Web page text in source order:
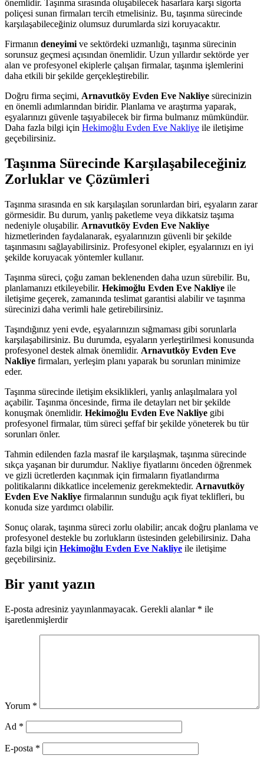
önemlidir. Taşınma sırasında oluşabilecek hasarlara karşı sigorta
poliçesi sunan firmaları tercih etmelisiniz. Bu, taşınma sürecinde
karşılaşabileceğiniz olumsuz durumlarda sizi koruyacaktır.
Firmanın deneyimi ve sektördeki uzmanlığı, taşınma sürecinin
sorunsuz geçmesi açısından önemlidir. Uzun yıllardır sektörde yer
alan ve profesyonel ekiplerle çalışan firmalar, taşınma işlemlerini
daha etkili bir şekilde gerçekleştirebilir.
Doğru firma seçimi, Arnavutköy Evden Eve Nakliye sürecinizin
en önemli adımlarından biridir. Planlama ve araştırma yaparak,
eşyalarınızı güvenle taşıyabilecek bir firma bulmanız mümkündür.
Daha fazla bilgi için Hekimoğlu Evden Eve Nakliye ile iletişime
geçebilirsiniz.
Taşınma Sürecinde Karşılaşabileceğiniz
Zorluklar ve Çözümleri
Taşınma sırasında en sık karşılaşılan sorunlardan biri, eşyaların zarar
görmesidir. Bu durum, yanlış paketleme veya dikkatsiz taşıma
nedeniyle oluşabilir. Arnavutköy Evden Eve Nakliye
hizmetlerinden faydalanarak, eşyalarınızın güvenli bir şekilde
taşınmasını sağlayabilirsiniz. Profesyonel ekipler, eşyalarınızı en iyi
şekilde koruyacak yöntemler kullanır.
Taşınma süreci, çoğu zaman beklenenden daha uzun sürebilir. Bu,
planlamanızı etkileyebilir. Hekimoğlu Evden Eve Nakliye ile
iletişime geçerek, zamanında teslimat garantisi alabilir ve taşınma
sürecinizi daha verimli hale getirebilirsiniz.
Taşındığınız yeni evde, eşyalarınızın sığmaması gibi sorunlarla
karşılaşabilirsiniz. Bu durumda, eşyaların yerleştirilmesi konusunda
profesyonel destek almak önemlidir. Arnavutköy Evden Eve
Nakliye firmaları, yerleşim planı yaparak bu sorunları minimize
eder.
Taşınma sürecinde iletişim eksiklikleri, yanlış anlaşılmalara yol
açabilir. Taşınma öncesinde, firma ile detayları net bir şekilde
konuşmak önemlidir. Hekimoğlu Evden Eve Nakliye gibi
profesyonel firmalar, tüm süreci şeffaf bir şekilde yöneterek bu tür
sorunları önler.
Tahmin edilenden fazla masraf ile karşılaşmak, taşınma sürecinde
sıkça yaşanan bir durumdur. Nakliye fiyatlarını önceden öğrenmek
ve gizli ücretlerden kaçınmak için firmaların fiyatlandırma
politikalarını dikkatlice incelemeniz gerekmektedir. Arnavutköy
Evden Eve Nakliye firmalarının sunduğu açık fiyat teklifleri, bu
konuda size yardımcı olabilir.
Sonuç olarak, taşınma süreci zorlu olabilir; ancak doğru planlama ve
profesyonel destekle bu zorlukların üstesinden gelebilirsiniz. Daha
fazla bilgi için Hekimoğlu Evden Eve Nakliye ile iletişime
geçebilirsiniz.
Bir yanıt yazın
E-posta adresiniz yayınlanmayacak. Gerekli alanlar * ile
işaretlenmişlerdir
Yorum *
Ad *
E-posta *